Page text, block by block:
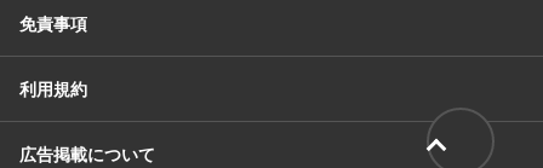
免責事項
利用規約
広告掲載について